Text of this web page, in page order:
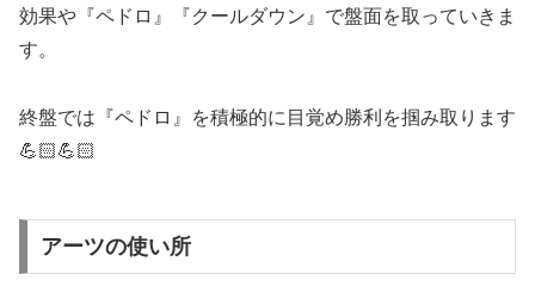
効果や『ペドロ』『クールダウン』で盤面を取っていきま
す。
終盤では『ペドロ』を積極的に目覚め勝利を掴み取ります
💪🏻💪🏻
アーツの使い所